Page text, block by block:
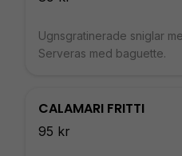
Ugnsgratinerade sniglar
Serveras med baguette.
CALAMARI FRITTI
95 kr